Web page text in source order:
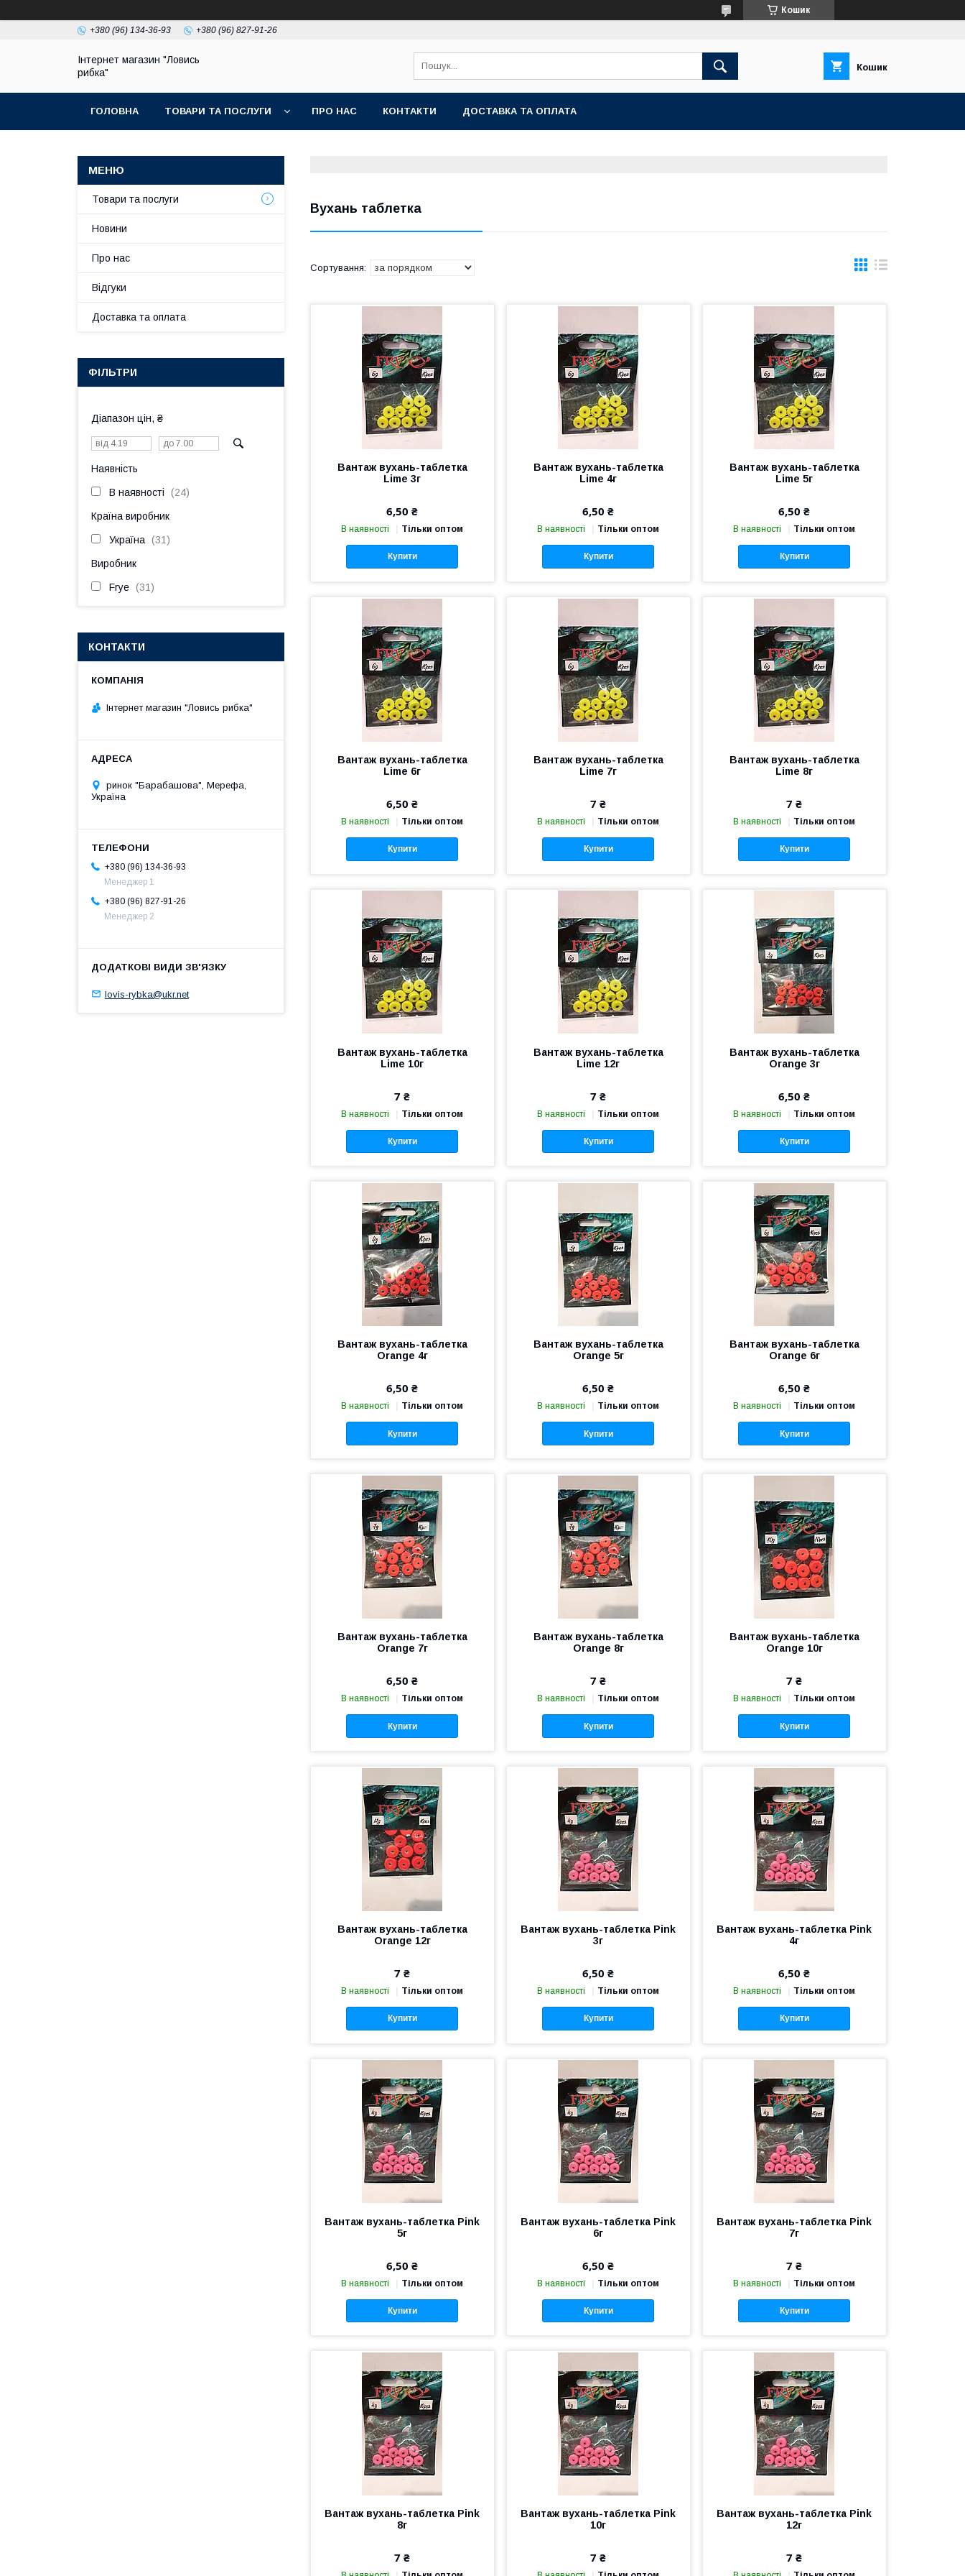
Кошик
+380 (96) 134-36-93 +380 (96) 827-91-26
Інтернет магазин "Ловись
рибка"
Кошик
ГОЛОВНА ТОВАРИ ТА ПОСЛУГИ ПРО НАС КОНТАКТИ ДОСТАВКА ТА ОПЛАТА
Вухань таблетка
Вантаж вухань-таблетка
Lime 3г
6,50 ₴
В наявності Тільки оптом
Купити
Вантаж вухань-таблетка
Lime 4г
6,50 ₴
В наявності Тільки оптом
Купити
Вантаж вухань-таблетка
Lime 5г
6,50 ₴
В наявності Тільки оптом
Купити
Вантаж вухань-таблетка
Lime 6г
6,50 ₴
В наявності Тільки оптом
Купити
Вантаж вухань-таблетка
Lime 7г
7 ₴
В наявності Тільки оптом
Купити
Вантаж вухань-таблетка
Lime 8г
7 ₴
В наявності Тільки оптом
Купити
Вантаж вухань-таблетка
Lime 10г
7 ₴
В наявності Тільки оптом
Купити
Вантаж вухань-таблетка
Lime 12г
7 ₴
В наявності Тільки оптом
Купити
Вантаж вухань-таблетка
Orange 3г
6,50 ₴
В наявності Тільки оптом
Купити
Вантаж вухань-таблетка
Orange 4г
6,50 ₴
В наявності Тільки оптом
Купити
Вантаж вухань-таблетка
Orange 5г
6,50 ₴
В наявності Тільки оптом
Купити
Вантаж вухань-таблетка
Orange 6г
6,50 ₴
В наявності Тільки оптом
Купити
Вантаж вухань-таблетка
Orange 7г
6,50 ₴
В наявності Тільки оптом
Купити
Вантаж вухань-таблетка
Orange 8г
7 ₴
В наявності Тільки оптом
Купити
Вантаж вухань-таблетка
Orange 10г
7 ₴
В наявності Тільки оптом
Купити
Вантаж вухань-таблетка
Orange 12г
7 ₴
В наявності Тільки оптом
Купити
Вантаж вухань-таблетка Pink
3г
6,50 ₴
В наявності Тільки оптом
Купити
Вантаж вухань-таблетка Pink
4г
6,50 ₴
В наявності Тільки оптом
Купити
Вантаж вухань-таблетка Pink
5г
6,50 ₴
В наявності Тільки оптом
Купити
Вантаж вухань-таблетка Pink
6г
6,50 ₴
В наявності Тільки оптом
Купити
Вантаж вухань-таблетка Pink
7г
7 ₴
В наявності Тільки оптом
Купити
Вантаж вухань-таблетка Pink
8г
7 ₴
Вантаж вухань-таблетка Pink
10г
7 ₴
Вантаж вухань-таблетка Pink
12г
7 ₴
Товари та послуги
Новини
Про нас
Відгуки
Доставка та оплата
ФІЛЬТРИ
Діапазон цін, ₴
Наявність
В наявності 24
Країна виробник
Україна 31
Виробник
Frye 31
КОНТАКТИ
Інтернет магазин "Ловись рибка"
ринок "Барабашова", Мерефа,
Україна
+380 (96) 134-36-93
Менеджер 1
+380 (96) 827-91-26
Менеджер 2
lovis-rybka@ukr.net